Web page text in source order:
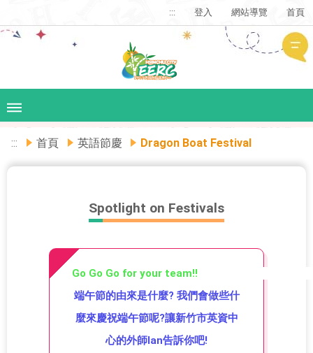
::: 登入 網站導覽 首頁
::: 首頁 英語節慶 Dragon Boat Festival
Spotlight on Festivals
端午節的由來是什麼? 我們會做些什
麼來慶祝端午節呢?讓新竹市英資中
心的外師Ian告訴你吧!